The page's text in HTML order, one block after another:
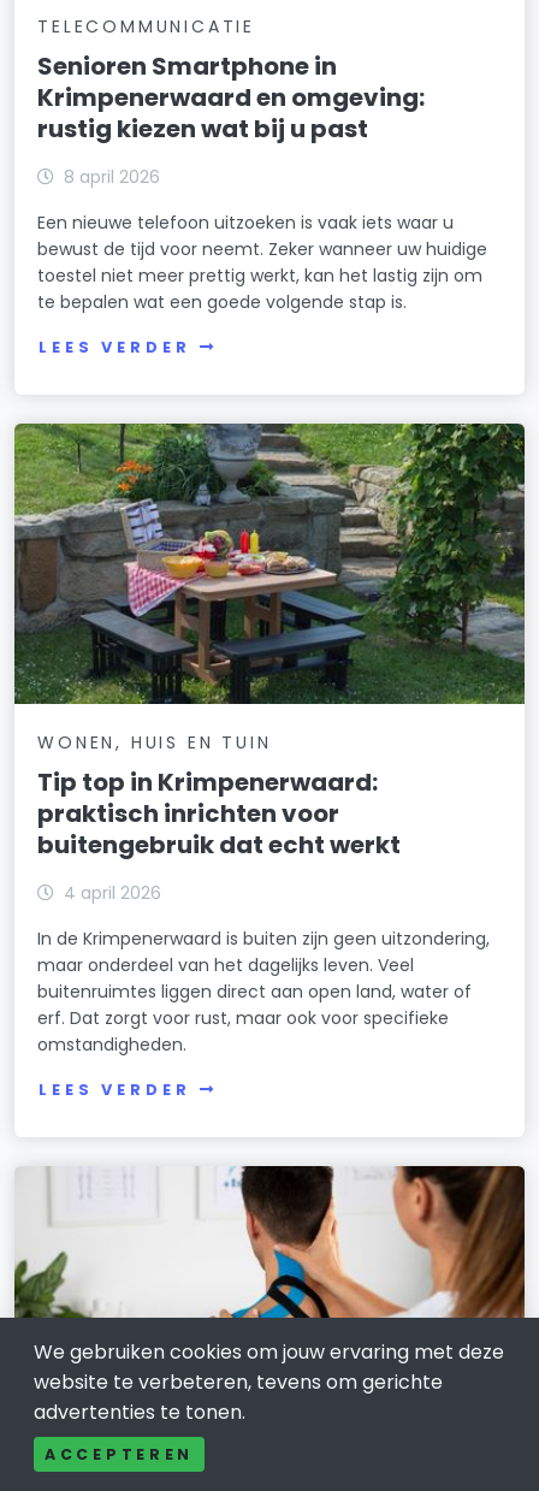
TELECOMMUNICATIE
Senioren Smartphone in
Krimpenerwaard en omgeving:
rustig kiezen wat bij u past
8 april 2026
Een nieuwe telefoon uitzoeken is vaak iets waar u
bewust de tijd voor neemt. Zeker wanneer uw huidige
toestel niet meer prettig werkt, kan het lastig zijn om
te bepalen wat een goede volgende stap is.
LEES VERDER
WONEN, HUIS EN TUIN
Tip top in Krimpenerwaard:
praktisch inrichten voor
buitengebruik dat echt werkt
4 april 2026
In de Krimpenerwaard is buiten zijn geen uitzondering,
maar onderdeel van het dagelijks leven. Veel
buitenruimtes liggen direct aan open land, water of
erf. Dat zorgt voor rust, maar ook voor specifieke
omstandigheden.
LEES VERDER
We gebruiken cookies om jouw ervaring met deze
website te verbeteren, tevens om gerichte
advertenties te tonen.
ACCEPTEREN